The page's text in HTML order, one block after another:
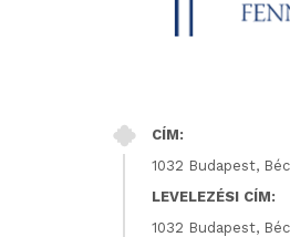
CÍM:
1032 Budapest,
LEVELEZÉSI CÍM:
1032 Budapest,